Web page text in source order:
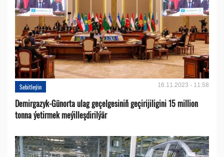
Sebitleýin 16.11.2023 - 11:58
Demirgazyk-Günorta ulag geçelgesiniň geçirijiligini 15 million
tonna ýetirmek meýilleşdirilýär